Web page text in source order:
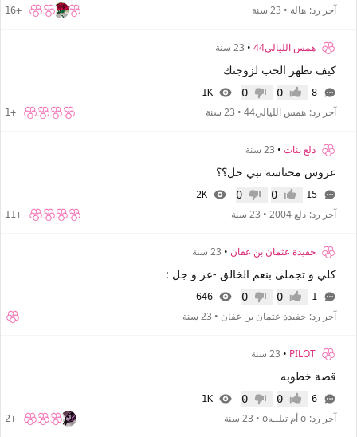
آخر رد: هالة • 23 سنة +16
همس الليالي44 • 23 سنة
كيف تظهر الحب لزوجتك
8 إعجاب0 عدم إعجاب
0
1K
آخر رد: همس الليالي44 • 23 سنة +1
دلع بنات • 23 سنة
عروس محتاسه تبي حل؟؟
15 إعجاب0 عدم إعجاب
0
2K
آخر رد: دلع 2004 • 23 سنة +11
حفيدة عثمان بن عفان • 23 سنة
كلي و تجملى بنعم الخالق -عز و جل :
1 إعجاب0 عدم إعجاب
0
646
آخر رد: حفيدة عثمان بن عفان • 23 سنة
PILOT
• 23 سنة
قصة خطوبه
6 إعجاب0 عدم إعجاب
0
1K
آخر رد: o أم تيلــهo • 23 سنة +2